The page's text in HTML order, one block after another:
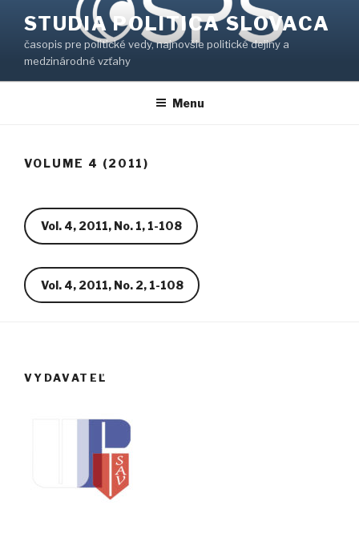
obsah
STUDIA POLITICA SLOVACA
časopis pre politické vedy, najnovšie politické dejiny a
medzinárodné vzťahy
Menu
VOLUME 4 (2011)
Vol. 4, 2011, No. 1, 1-108
Vol. 4, 2011, No. 2, 1-108
VYDAVATEĽ